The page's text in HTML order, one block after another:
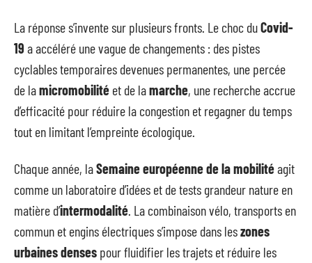
La réponse s’invente sur plusieurs fronts. Le choc duCovid-
19 a accéléré une vague de changements : des pistes
cyclables temporaires devenues permanentes, une percée
de lamicromobilité et de lamarche, une recherche accrue
d’efficacité pour réduire la congestion et regagner du temps
tout en limitant l’empreinte écologique.
Chaque année, laSemaine européenne de la mobilitéagit
comme un laboratoire d’idées et de tests grandeur nature en
matière d’intermodalité . La combinaison vélo, transports en
commun et engins électriques s’impose dans leszones
urbaines denses pour fluidifier les trajets et réduire les